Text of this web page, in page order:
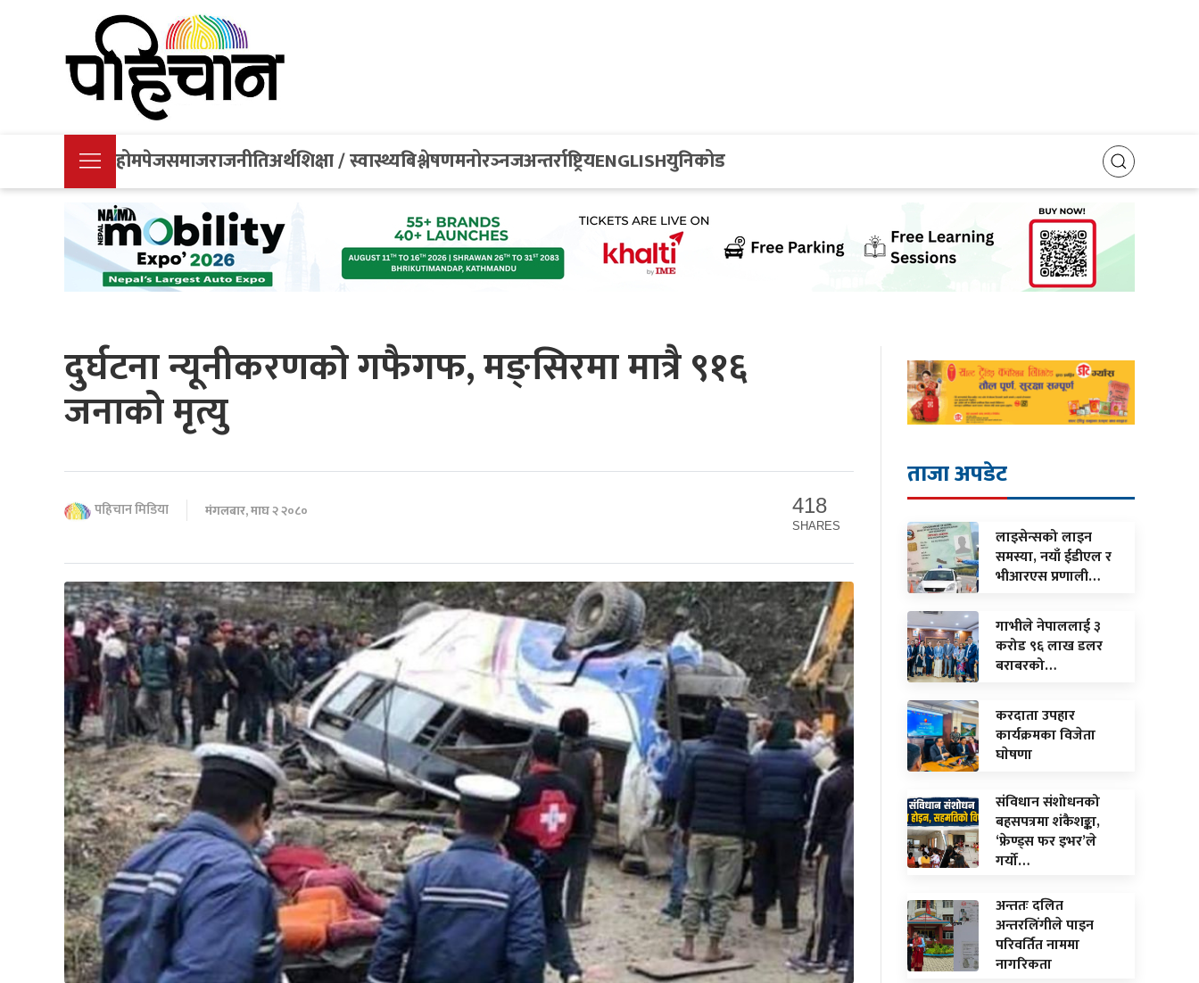
होमपेजसमाजराजनीतिअर्थशिक्षा / स्वास्थ्यबिश्लेषणमनोरञ्नजअन्तर्राष्ट्रियENGLISHयुनिकोड
दुर्घटना न्यूनीकरणको गफैगफ, मङ्सिरमा मात्रै ९१६
जनाको मृत्यु
पहिचान मिडिया मंगलबार, माघ २ २०८० 418
SHARES
ताजा अपडेट
लाइसेन्सको लाइन
समस्या, नयाँ ईडीएल र
भीआरएस प्रणाली…
गाभीले नेपाललाई ३
करोड ९६ लाख डलर
बराबरको…
करदाता उपहार
कार्यक्रमका विजेता
घाेषणा
संविधान संशोधनको
बहसपत्रमा शंकैशङ्का,
‘फ्रेण्ड्स फर इभर’ले
गर्यो…
अन्ततः दलित
अन्तरलिंगीले पाइन
परिवर्तित नाममा
नागरिकता